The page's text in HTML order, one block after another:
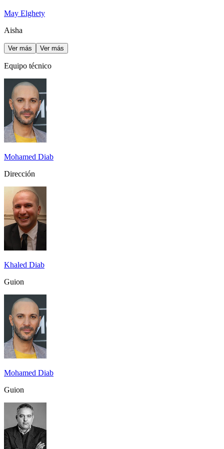
May Elghety
Aisha
Ver más Ver más
Equipo técnico
Mohamed Diab
Dirección
Khaled Diab
Guion
Mohamed Diab
Guion